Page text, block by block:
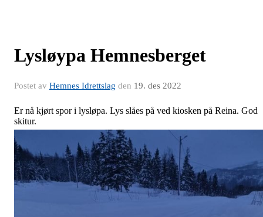
Lysløypa Hemnesberget
Postet av Hemnes Idrettslag den 19. des 2022
Er nå kjørt spor i lysløpa. Lys slåes på ved kiosken på Reina. God
skitur.